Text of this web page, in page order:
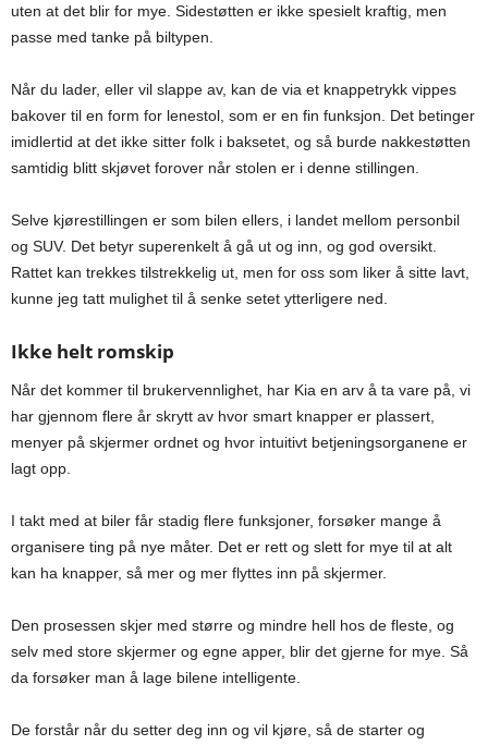
uten at det blir for mye. Sidestøtten er ikke spesielt kraftig, men
passe med tanke på biltypen.
Når du lader, eller vil slappe av, kan de via et knappetrykk vippes
bakover til en form for lenestol, som er en fin funksjon. Det betinger
imidlertid at det ikke sitter folk i baksetet, og så burde nakkestøtten
samtidig blitt skjøvet forover når stolen er i denne stillingen.
Selve kjørestillingen er som bilen ellers, i landet mellom personbil
og SUV. Det betyr superenkelt å gå ut og inn, og god oversikt.
Rattet kan trekkes tilstrekkelig ut, men for oss som liker å sitte lavt,
kunne jeg tatt mulighet til å senke setet ytterligere ned.
Ikke helt romskip
Når det kommer til brukervennlighet, har Kia en arv å ta vare på, vi
har gjennom flere år skrytt av hvor smart knapper er plassert,
menyer på skjermer ordnet og hvor intuitivt betjeningsorganene er
lagt opp.
I takt med at biler får stadig flere funksjoner, forsøker mange å
organisere ting på nye måter. Det er rett og slett for mye til at alt
kan ha knapper, så mer og mer flyttes inn på skjermer.
Den prosessen skjer med større og mindre hell hos de fleste, og
selv med store skjermer og egne apper, blir det gjerne for mye. Så
da forsøker man å lage bilene intelligente.
De forstår når du setter deg inn og vil kjøre, så de starter og